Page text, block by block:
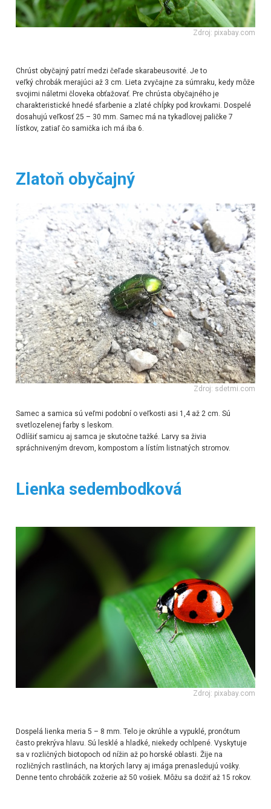
Zdroj: pixabay.com
Chrúst obyčajný patrí medzi čeľade skarabeusovité. Je to
veľký chrobák merajúci až 3 cm. Lieta zvyčajne za súmraku, kedy môže
svojimi náletmi človeka obťažovať. Pre chrústa obyčajného je
charakteristické hnedé sfarbenie a zlaté chĺpky pod krovkami. Dospelé
dosahujú veľkosť 25 – 30 mm. Samec má na tykadlovej paličke 7
lístkov, zatiaľ čo samička ich má iba 6.
Zlatoň obyčajný
Zdroj: sdetmi.com
Samec a samica sú veľmi podobní o veľkosti asi 1,4 až 2 cm. Sú
svetlozelenej farby s leskom.
Odlíšiť samicu aj samca je skutočne tažké. Larvy sa živia
spráchniveným drevom, kompostom a lístím listnatých stromov.
Lienka sedembodková
Zdroj: pixabay.com
Dospelá lienka meria 5 – 8 mm. Telo je okrúhle a vypuklé, pronótum
často prekrýva hlavu. Sú lesklé a hladké, niekedy ochlpené. Vyskytuje
sa v rozličných biotopoch od nížin až po horské oblasti. Žije na
rozličných rastlinách, na ktorých larvy aj imága prenasledujú vošky.
Denne tento chrobáčik zožerie až 50 vošiek. Môžu sa dožiť až 15 rokov.